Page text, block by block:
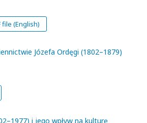
(English)
Józefa Ordęgi (1802–1879)
i jego wpływ na kulturę